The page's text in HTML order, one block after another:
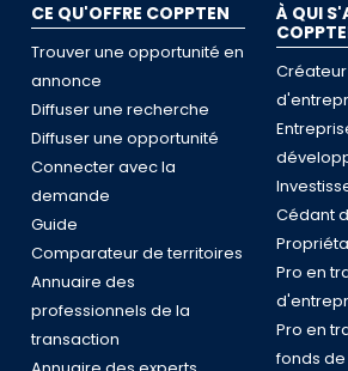
CE QU'OFFRE COPPTEN
Trouver une opportunité en
annonce
Diffuser une recherche
Diffuser une opportunité
Connecter avec la
demande
Guide
Comparateur de territoires
Annuaire des
professionnels de la
transaction
À QUI
Cédant
Pro en
Pro en
fonds